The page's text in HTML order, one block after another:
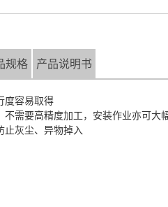
规格 产品说明书
度容易取得
不需要高精度加工，安装作业亦可大
止灰尘、异物掉入